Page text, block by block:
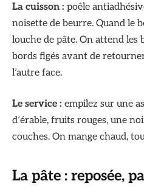
La cuisson : poêle
noisette de beurre. Quand le
louche de pâte. On attend les
bords figés avant de
l’autre face.
Le service : empilez sur une
d’érable, fruits rouges, une
couches. On mange chaud,
La pâte : reposée,